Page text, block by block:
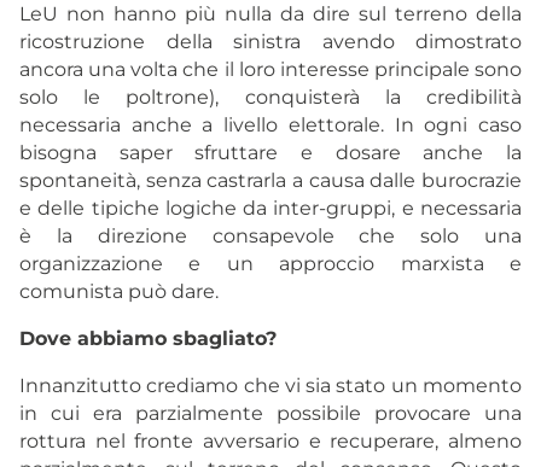
LeU non hanno più nulla da dire sul terreno della
ricostruzione della sinistra avendo dimostrato
ancora una volta che il loro interesse principale sono
solo le poltrone), conquisterà la credibilità
necessaria anche a livello elettorale. In ogni caso
bisogna saper sfruttare e dosare anche la
spontaneità, senza castrarla a causa dalle burocrazie
e delle tipiche logiche da inter-gruppi, e necessaria
è la direzione consapevole che solo una
organizzazione e un approccio marxista e
comunista può dare.
Dove abbiamo sbagliato?
Innanzitutto crediamo che vi sia stato un momento
in cui era parzialmente possibile provocare una
rottura nel fronte avversario e recuperare, almeno